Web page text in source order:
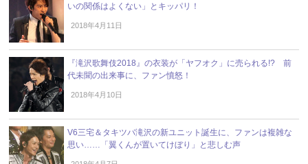
いの関係はよくない」とキッパリ！
2018年4月11日
『滝沢歌舞伎2018』の衣装が「ヤフオク」に売られる!? 前
代未聞の出来事に、ファン憤怒！
2018年4月10日
V6三宅＆タキツバ滝沢の新ユニット誕生に、ファンは複雑な
思い……「翼くんが置いてけぼり」と悲しむ声